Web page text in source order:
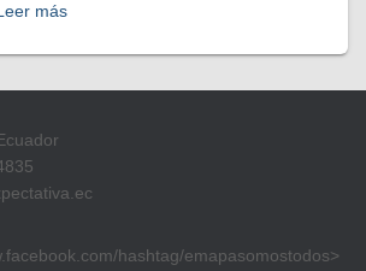
más
hashtag/emapasomostodos>